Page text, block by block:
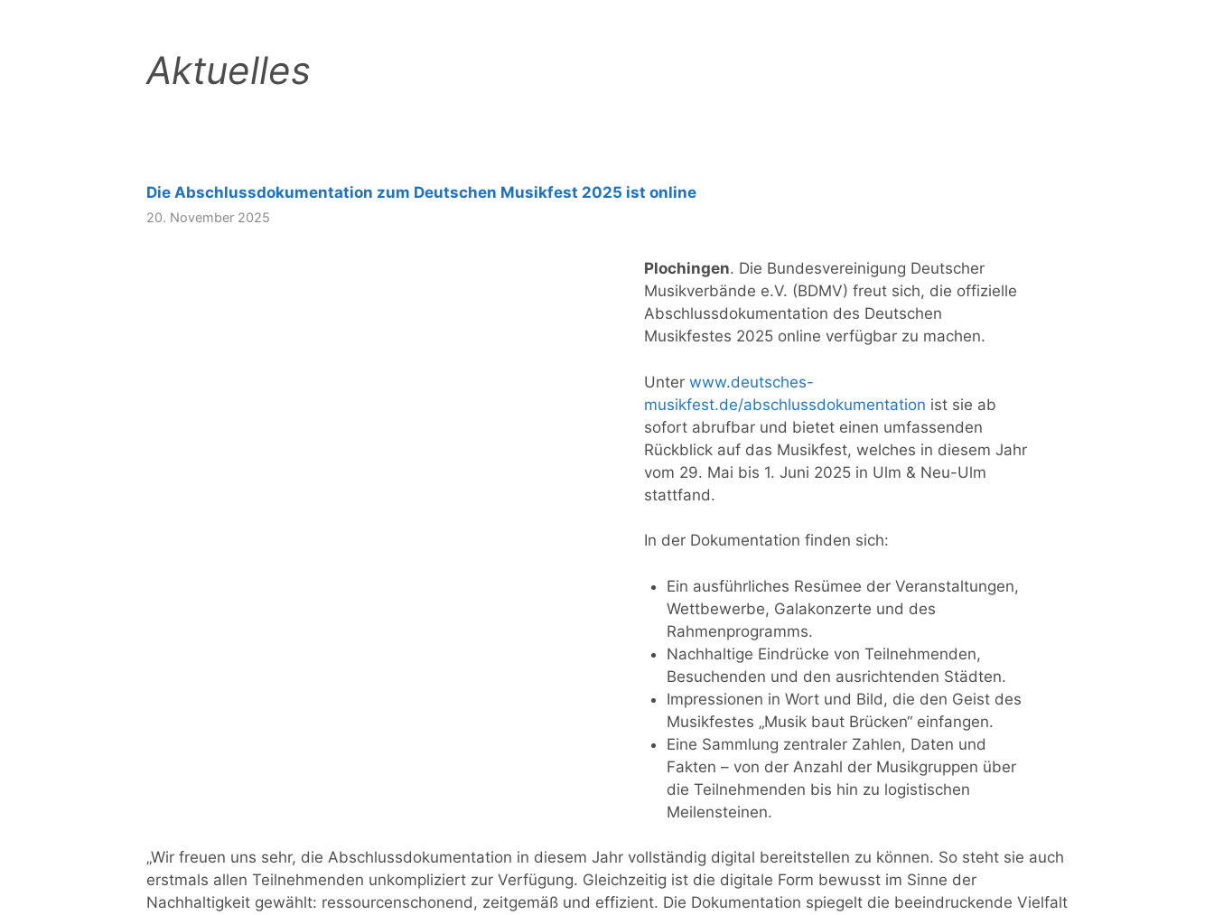
Aktuelles
Die Abschlussdokumentation zum Deutschen Musikfest 2025 ist online
20. November 2025
Plochingen. Die Bundesvereinigung Deutscher
Musikverbände e.V. (BDMV) freut sich, die offizielle
Abschlussdokumentation des Deutschen
Musikfestes 2025 online verfügbar zu machen.
Unter www.deutsches-
musikfest.de/abschlussdokumentation ist sie ab
sofort abrufbar und bietet einen umfassenden
Rückblick auf das Musikfest, welches in diesem Jahr
vom 29. Mai bis 1. Juni 2025 in Ulm & Neu-Ulm
stattfand.
In der Dokumentation finden sich:
Ein ausführliches Resümee der Veranstaltungen,
Wettbewerbe, Galakonzerte und des
Rahmenprogramms.
Nachhaltige Eindrücke von Teilnehmenden,
Besuchenden und den ausrichtenden Städten.
Impressionen in Wort und Bild, die den Geist des
Musikfestes „Musik baut Brücken“ einfangen.
Eine Sammlung zentraler Zahlen, Daten und
Fakten – von der Anzahl der Musikgruppen über
die Teilnehmenden bis hin zu logistischen
Meilensteinen.
„Wir freuen uns sehr, die Abschlussdokumentation in diesem Jahr vollständig digital bereitstellen zu können. So steht sie auch
erstmals allen Teilnehmenden unkompliziert zur Verfügung. Gleichzeitig ist die digitale Form bewusst im Sinne der
Nachhaltigkeit gewählt: ressourcenschonend, zeitgemäß und effizient. Die Dokumentation spiegelt die beeindruckende Vielfalt